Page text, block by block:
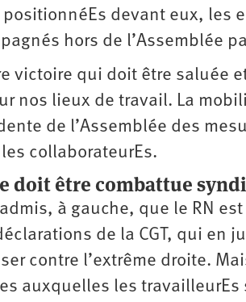
devant eux, les
hors de l’Assemblée
victoire qui doit être saluée
nos lieux de travail. La
de l’Assemblée des
collaborateurEs.
doit être combattue
à gauche, que le RN
de la CGT, qui en
contre l’extrême droite.
auxquelles les